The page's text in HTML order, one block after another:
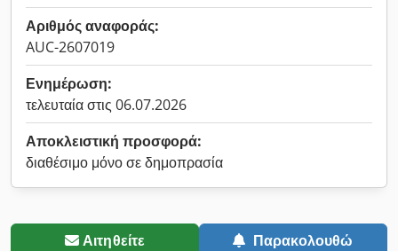
Αριθμός αναφοράς:
AUC-2607019
Ενημέρωση:
τελευταία στις 06.07.2026
Αποκλειστική προσφορά:
διαθέσιμο μόνο σε δημοπρασία
Αιτηθείτε Παρακολουθώ